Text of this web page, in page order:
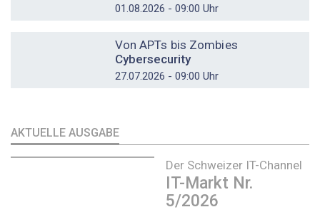
01.08.2026 - 09:00 Uhr
Von APTs bis Zombies
Cybersecurity
27.07.2026 - 09:00 Uhr
AKTUELLE AUSGABE
Der Schweizer IT-Channel
IT-Markt Nr.
5/2026